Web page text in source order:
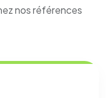
nos références